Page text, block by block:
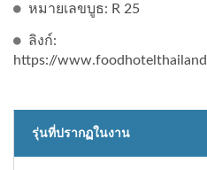
หมายเลขบูธ: R 25
ลิงก์:
https://
รุ่นที่ปรากฏในงาน